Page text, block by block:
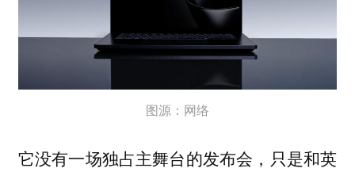
图源：网络
它没有一场独占主舞台的发布会，只是和英